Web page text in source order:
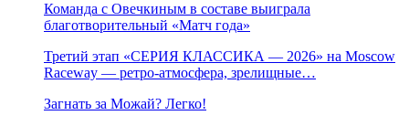
Команда с Овечкиным в составе выиграла
благотворительный «Матч года»
Третий этап «СЕРИЯ КЛАССИКА — 2026» на Moscow
Raceway — ретро‑атмосфера, зрелищные…
Загнать за Можай? Легко!